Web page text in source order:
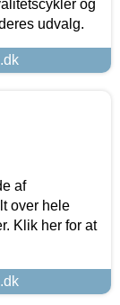
og
udvalg.
af
over hele
Klik her for at